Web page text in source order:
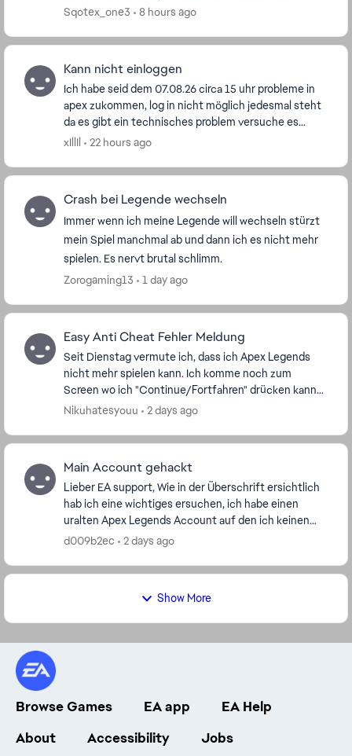
Sprachpaket veraltet neu installieren, wenn ich dann
Sqotex_one3 8 hours ago
Kann nicht einloggen
Ich habe seid dem 07.08.26 circa 15 uhr probleme in
apex zukommen, log in nicht möglich jedesmal steht
da es gibt ein technisches problem versuche es
später. Ich habe wirklich alles versucht um wied...
xIllIl 22 hours ago
Crash bei Legende wechseln
Immer wenn ich meine Legende will wechseln stürzt
mein Spiel manchmal ab und dann ich es nicht mehr
spielen. Es nervt brutal schlimm.
Zorogaming13
1 day ago
Easy Anti Cheat Fehler Meldung
Seit Dienstag vermute ich, dass ich Apex Legends
nicht mehr spielen kann. Ich komme noch zum
Screen wo ich "Continue/Fortfahren" drücken kann
und dann oder spätestens nach 2 Sekunden in der
Nikuhatesyouu 2 days ago
Main Account gehackt
Lieber EA support, Wie in der Überschrift ersichtlich
hab ich eine wichtiges ersuchen, ich habe einen
uralten Apex Legends Account auf den ich keinen
zugriff mehr habe (war lange zeit Inaktiv), da ...
d009b2ec 2 days ago
Show More
Browse Games EA app
EA Help
About
Accessibility Jobs